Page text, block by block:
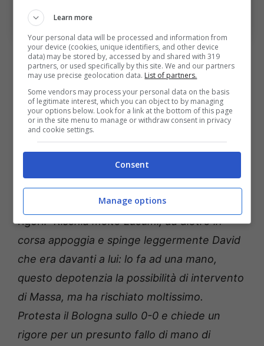
News (Photo by Alessandro Sabattini/Getty Images Via
OneFootball)
Sull’espulsione diHeggem: “Giusta
l’espulsione di Heggem, che travolge Openda
lanciato verso Ravaglia in posizione centrale
e al limite dell’area rossoblù: Dogso chiaro.”
Bologna-Juventus: il verdetto
sui possibili rigori
Il quotidiano prosegue analizzando i possibili
rigori: “Rischia molto Lucumí, da dietro in
corsa appoggia e spinge leggermente David
che era davanti a lui: lo fa ad una mano,
questo depotenzia la possibilità di intervento
di Massa, ma ha rischiato moltissimo.
Protesta il Bologna sullo 0-0 e chiede un
rigore per un presunto fallo di mano di
Learn more
Your personal data will be processed and information from
your device (cookies, unique identifiers, and other device
data) may be stored by, accessed by and shared with 319
partners, or used specifically by this site. We and our partners
may use precise geolocation data. List of partners.
Some vendors may process your personal data on the basis
of legitimate interest, which you can object to by managing
your options below. Look for a link at the bottom of this page
or in the site menu to manage or withdraw consent in privacy
and cookie settings.
Consent
Manage options